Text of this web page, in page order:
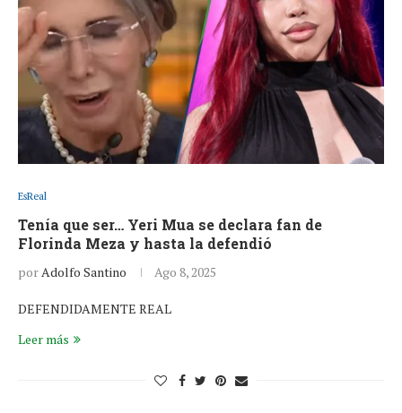
EsReal
Tenía que ser… Yeri Mua se declara fan de
Florinda Meza y hasta la defendió
porAdolfo Santino Ago 8, 2025
DEFENDIDAMENTE REAL
Leer más